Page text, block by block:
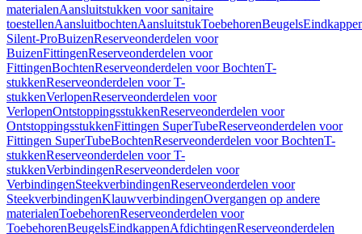
materialenAansluitstukken voor sanitaire
toestellenAansluitbochtenAansluitstukToebehorenBeugels
Silent-ProBuizenReserveonderdelen voor
BuizenFittingenReserveonderdelen voor
FittingenBochtenReserveonderdelen voor BochtenT-
stukkenReserveonderdelen voor T-
stukkenVerlopenReserveonderdelen voor
VerlopenOntstoppingsstukkenReserveonderdelen voor
OntstoppingsstukkenFittingen SuperTubeReserveonderdelen voor
Fittingen SuperTubeBochtenReserveonderdelen voor BochtenT-
stukkenReserveonderdelen voor T-
stukkenVerbindingenReserveonderdelen voor
VerbindingenSteekverbindingenReserveonderdelen voor
SteekverbindingenKlauwverbindingenOvergangen op andere
materialenToebehorenReserveonderdelen voor
ToebehorenBeugelsEindkappenAfdichtingenReserveonderdelen